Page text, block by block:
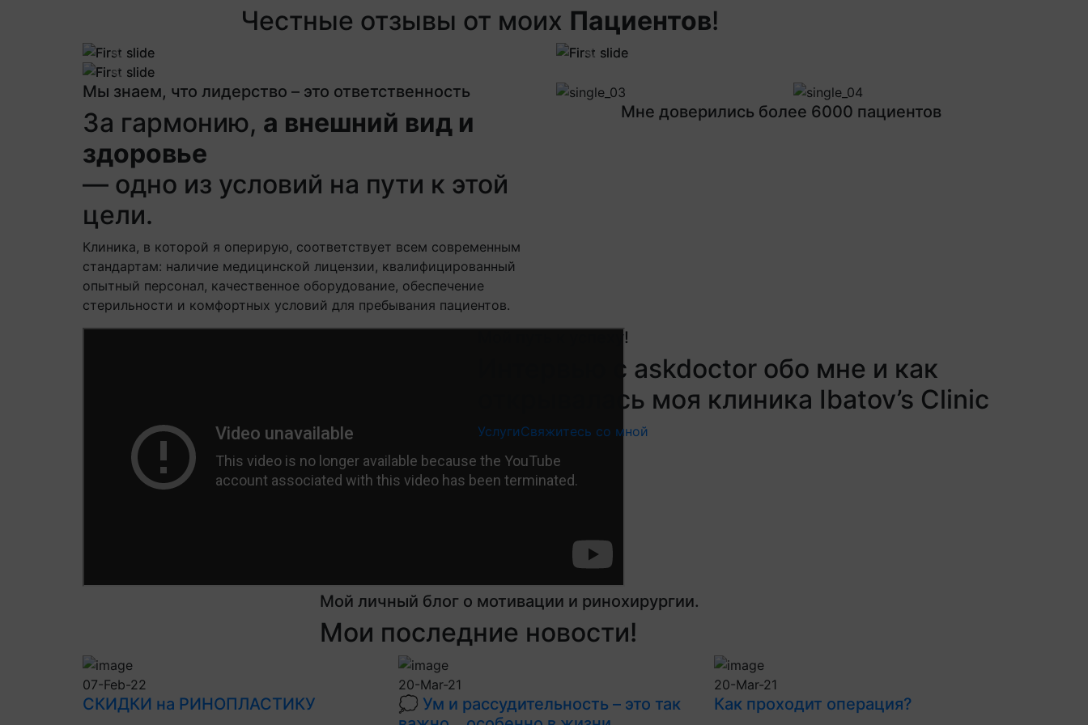
Честные отзывы от моих Пациентов!
Previous Previous
Previous
Мы знаем, что лидерство – это ответственность
За гармонию, а внешний вид и
здоровье
— одно из условий на пути к этой
цели.
Клиника, в которой я оперирую, соответствует всем современным
стандартам: наличие медицинской лицензии, квалифицированный
опытный персонал, качественное оборудование, обеспечение
стерильности и комфортных условий для пребывания пациентов.
Мне доверились более 6000 пациентов
Мой путь к успеху!
Интервью с askdoctor обо мне и как
открывалась моя клиника Ibatov’s Clinic
УслугиСвяжитесь со мной
Мой личный блог о мотивации и ринохирургии.
Мои последние новости!
07-Feb-22
СКИДКИ на РИНОПЛАСТИКУ
20-Mar-21
💭 Ум и рассудительность – это так
20-Mar-21
Как проходит операция?